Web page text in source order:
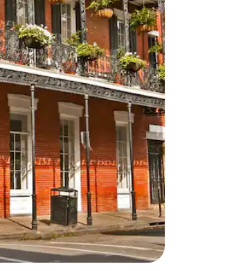
o explora con el tacto o desliza el dedo.